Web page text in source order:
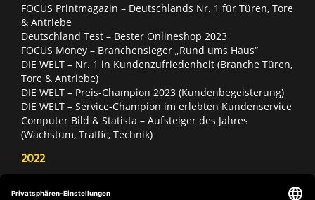
FOCUS Printmagazin – Deutschlands Nr. 1 für Türen, Tore
& Antriebe
Deutschland Test – Bester Onlineshop 2023
FOCUS Money – Branchensieger „Rund ums Haus“
DIE WELT – Nr. 1 in Kundenzufriedenheit (Branche Türen,
Tore & Antriebe)
DIE WELT – Preis-Champion 2023 (Kundenbegeisterung)
DIE WELT – Service-Champion im erlebten Kundenservice
Computer Bild & Statista – Aufsteiger des Jahres
(Wachstum, Traffic, Technik)
2022
& Antriebe